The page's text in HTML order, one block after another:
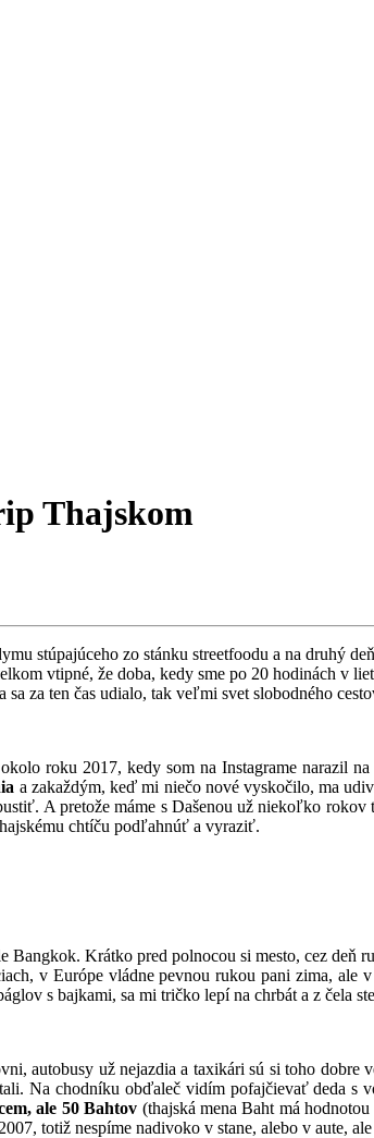
Thajskom
stúpajúceho zo stánku streetfoodu a na druhý
vtipné, že doba, kedy sme po 20 hodinách v
za ten čas udialo, tak veľmi svet slobodného
roku 2017, kedy som na Instagrame narazil
a zakaždým, keď mi niečo nové vyskočilo, ma
A pretože máme s Dašenou už niekoľko
chtíču podľahnúť a vyraziť.
Krátko pred polnocou si mesto, cez deň
v Európe vládne pevnou rukou pani zima, ale
s bajkami, sa mi tričko lepí na chrbát a z čela
autobusy už nejazdia a taxikári sú si toho dobre
Na chodníku obďaleč vidím pofajčievať deda s
ale 50 Bahtov (thajská mena Baht má
totiž nespíme nadivoko v stane, alebo v aute,